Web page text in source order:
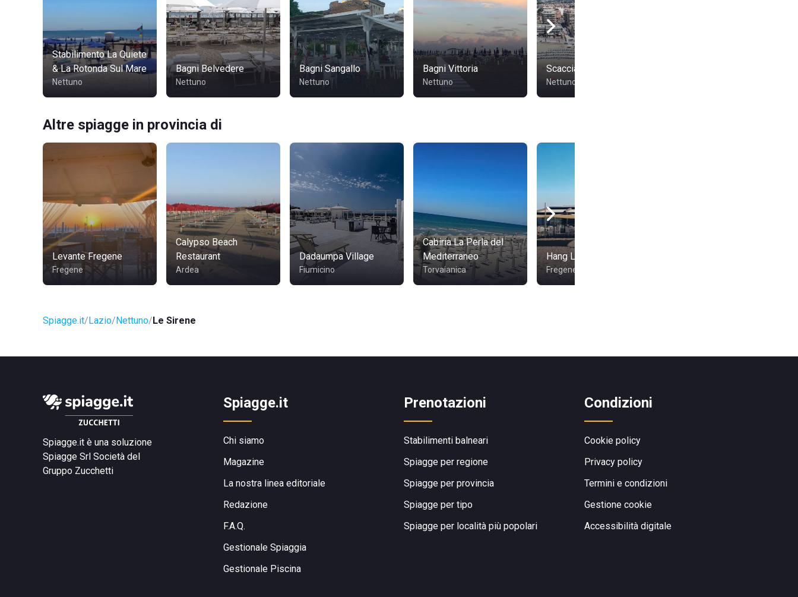
Stabilimento La Quiete
& La Rotonda Sul Mare
Nettuno
Bagni Belvedere
Nettuno
Bagni Sangallo
Nettuno
Bagni Vittoria
Nettuno
Scacciapensieri
Nettuno
Altre spiagge in provincia di
Levante Fregene
Fregene
Calypso Beach
Restaurant
Ardea
Dadaumpa Village
Fiumicino
Cabiria La Perla del
Mediterraneo
Torvaianica
Hang Loose
Fregene
Spiagge.it Lazio Nettuno Le Sirene
Spiagge.it è una soluzione
Spiagge Srl Società del
Gruppo Zucchetti
Spiagge.it
Chi siamo
Magazine
La nostra linea editoriale
Redazione
F.A.Q.
Gestionale Spiaggia
Gestionale Piscina
Prenotazioni
Stabilimenti balneari
Spiagge per regione
Spiagge per provincia
Spiagge per tipo
Spiagge per località più popolari
Condizioni
Cookie policy
Privacy policy
Termini e condizioni
Gestione cookie
Accessibilità digitale